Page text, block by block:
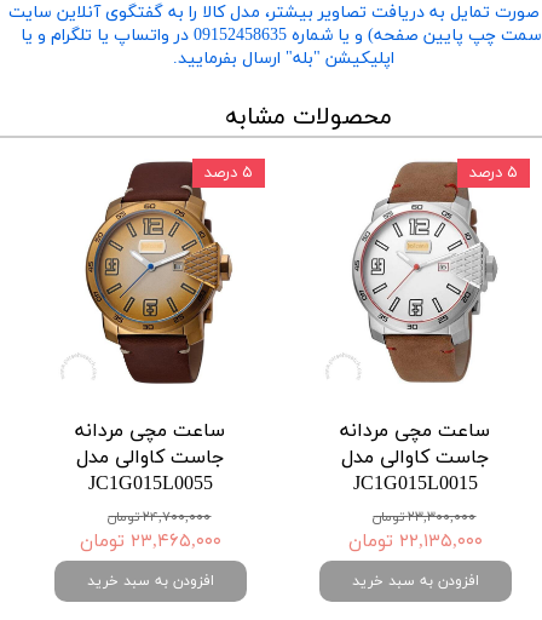
تمایل به دریافت تصاویر بیشتر، مدل کالا را به گفتگوی آنلاین سایت
​​​​​​​(سمت چپ پایین صفحه) و یا شماره 09152458635 در واتساپ یا تلگرام و یا
اپلیکیشن "بله" ارسال بفرمایید.
محصولات مشابه
ساعت مچی مردانه
جاست کاوالی مدل
JC1G015L0015
۲۳,۳۰۰,۰۰۰ تومان
۲۲,۱۳۵,۰۰۰ تومان
افزودن به سبد خرید
۵ درصد
ساعت مچی مردانه
جاست کاوالی مدل
JC1G015L0055
۲۴,۷۰۰,۰۰۰ تومان
۲۳,۴۶۵,۰۰۰ تومان
افزودن به سبد خرید
۵ درصد